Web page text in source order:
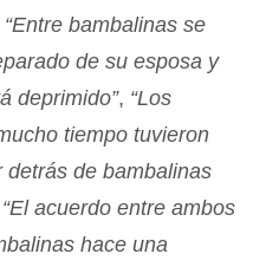
“Entre bambalinas se
de su esposa y
deprimido”, “Los
tiempo tuvieron
de bambalinas
“El acuerdo entre ambos
hace una